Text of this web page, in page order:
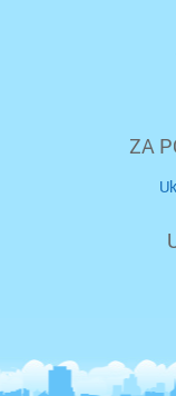
ZA